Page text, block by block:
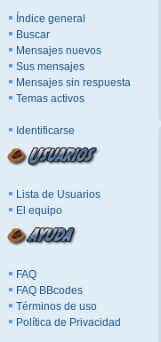
Índice general
Buscar
Mensajes nuevos
Sus mensajes
Mensajes sin respuesta
Temas activos
Identificarse
Lista de Usuarios
El equipo
FAQ
FAQ BBcodes
Términos de uso
Política de Privacidad